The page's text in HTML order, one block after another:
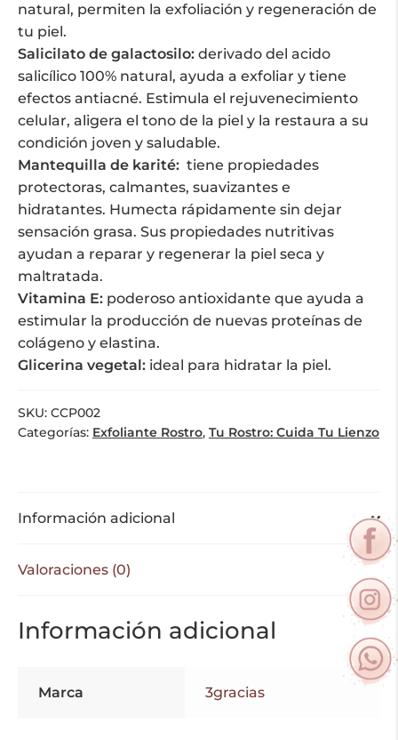
natural, permiten la exfoliación y regeneración de
tu piel.
Salicilato de galactosilo: derivado del acido
salicílico 100% natural, ayuda a exfoliar y tiene
efectos antiacné. Estimula el rejuvenecimiento
celular, aligera el tono de la piel y la restaura a su
condición joven y saludable.
Mantequilla de karité: tiene propiedades
protectoras, calmantes, suavizantes e
hidratantes. Humecta rápidamente sin dejar
sensación grasa. Sus propiedades nutritivas
ayudan a reparar y regenerar la piel seca y
maltratada.
Vitamina E: poderoso antioxidante que ayuda a
estimular la producción de nuevas proteínas de
colágeno y elastina.
Glicerina vegetal: ideal para hidratar la piel.
SKU: CCP002
Categorías: Exfoliante Rostro, Tu Rostro: Cuida Tu Lienzo
Información adicional
Valoraciones (0)
Información adicional
Marca 3gracias